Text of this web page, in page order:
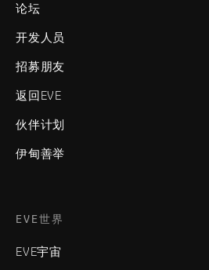
论坛
开发人员
招募朋友
返回EVE
伙伴计划
伊甸善举
EVE世界
EVE宇宙